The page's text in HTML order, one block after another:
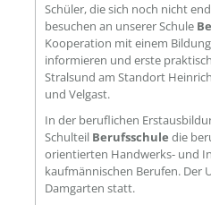
Schüler, die sich noch nicht
besuchen an unserer Schule
Kooperation mit einem
informieren und erste
Stralsund am Standort
und Velgast.
In der beruflichen
Schulteil Berufsschule die
orientierten Handwerks- und
kaufmännischen Berufen. Der
Damgarten statt.